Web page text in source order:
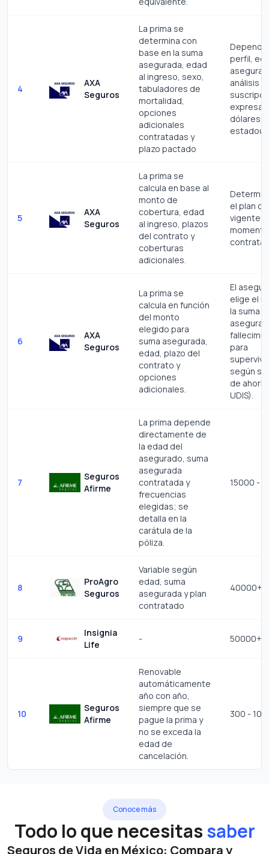
4
AXA
Seguros
La prima se
determina con
base en la suma
asegurada, edad
al ingreso, sexo,
tabuladores de
mortalidad,
opciones
adicionales
contratadas y
plazo pactado
perfil,
análisis
expresa
dólares
5
AXA
Seguros
La prima se
calcula en base al
monto de
cobertura, edad
al ingreso, plazos
del contrato y
coberturas
adicionales.
el plan
vigente al
6
AXA
Seguros
La prima se
calcula en función
del monto
elegido para
suma asegurada,
edad, plazo del
contrato y
opciones
adicionales.
El
elige el
la suma
para
según
de
UDIS).
7
Seguros
Afirme
La prima depende
directamente de
la edad del
asegurado, suma
asegurada
contratada y
frecuencias
elegidas; se
detalla en la
carátula de la
póliza.
15000 -
8
ProAgro
Seguros
Variable según
edad, suma
asegurada y plan
contratado
40000+
9
Insignia
Life
- 50000+
10
Seguros
Afirme
Renovable
automáticamente
año con año,
siempre que se
pague la prima y
no se exceda la
edad de
cancelación.
300 -
Conoce más
Todo lo que necesitassaber
Seguros de Vida en México: Compara y